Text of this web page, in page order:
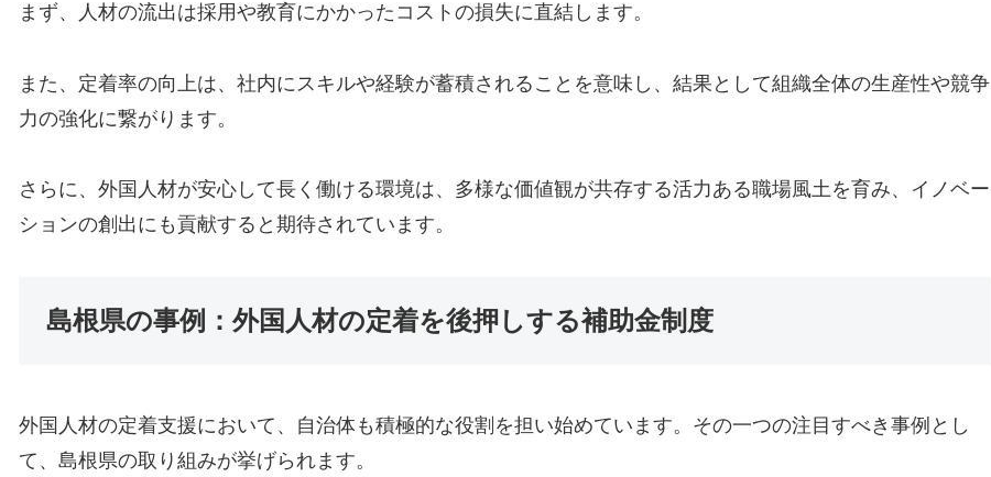
まず、人材の流出は採用や教育にかかったコストの損失に直結します。
また、定着率の向上は、社内にスキルや経験が蓄積されることを意味し、結果として組織全体の生産性や競争
力の強化に繋がります。
さらに、外国人材が安心して長く働ける環境は、多様な価値観が共存する活力ある職場風土を育み、イノベー
ションの創出にも貢献すると期待されています。
島根県の事例：外国人材の定着を後押しする補助金制度
外国人材の定着支援において、自治体も積極的な役割を担い始めています。その一つの注目すべき事例とし
て、島根県の取り組みが挙げられます。